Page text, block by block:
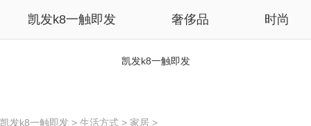
凯发k8一触即发 奢侈品 时尚
凯发k8一触即发
凯发k8一触即发 > 生活方式 > 家居 >